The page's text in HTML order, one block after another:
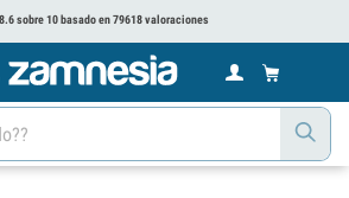
8.6 sobre 10 basado en 79618 valoraciones